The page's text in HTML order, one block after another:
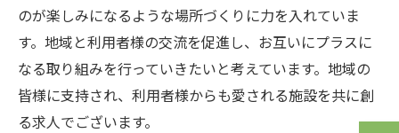
のが楽しみになるような場所づくりに力を入れていま
す。地域と利用者様の交流を促進し、お互いにプラスに
なる取り組みを行っていきたいと考えています。地域の
皆様に支持され、利用者様からも愛される施設を共に創
る求人でございます。